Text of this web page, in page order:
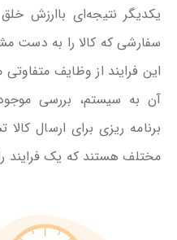
یکدیگر نتیجه‌ای باارزش
سفارشی که کالا را به دست
این فرایند از وظایف
آن به سیستم، بررسی
برنامه ریزی برای ارسال
مختلف هستند که یک فرایند